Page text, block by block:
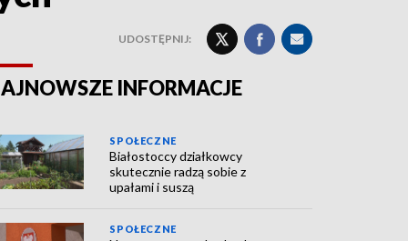
UDOSTĘPNIJ:
INFORMACJE
SPOŁECZNE
Białostoccy działkowcy
skutecznie radzą sobie z
upałami i suszą
SPOŁECZNE